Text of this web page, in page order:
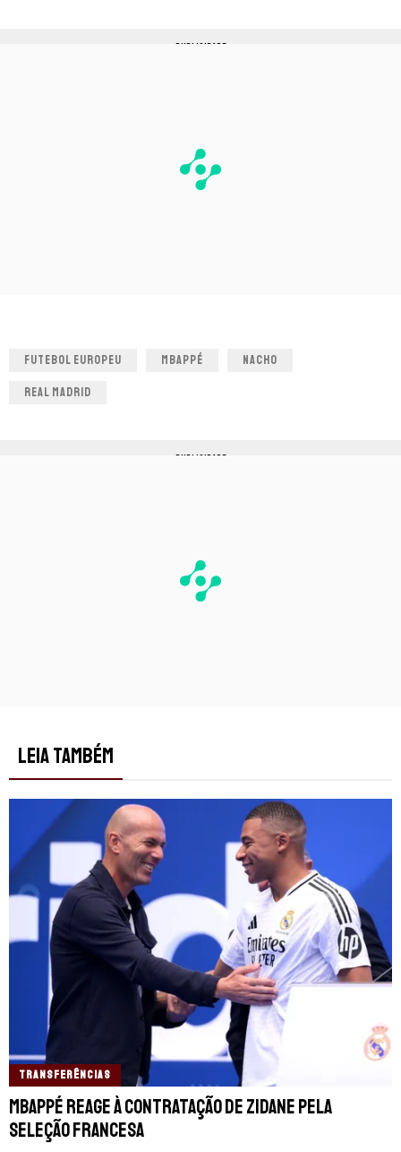
PUBLICIDADE
FUTEBOL EUROPEU MBAPPÉ NACHO
REAL MADRID
PUBLICIDADE
LEIA TAMBÉM
TRANSFERÊNCIAS
Mbappé reage à contratação de Zidane pela
Seleção Francesa